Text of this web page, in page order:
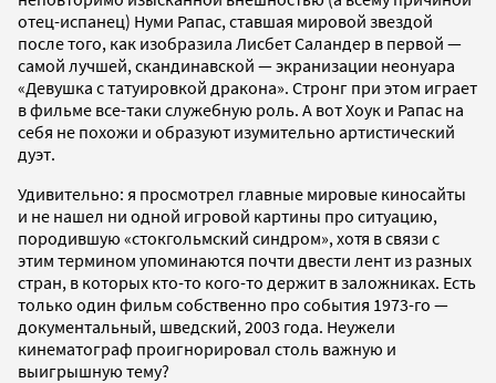
отец-испанец) Нуми Рапас, ставшая мировой звездой
после того, как изобразила Лисбет Саландер в первой —
самой лучшей, скандинавской — экранизации неонуара
«Девушка с татуировкой дракона». Стронг при этом играет
в фильме все-таки служебную роль. А вот Хоук и Рапас на
себя не похожи и образуют изумительно артистический
дуэт.
Удивительно: я просмотрел главные мировые киносайты
и не нашел ни одной игровой картины про ситуацию,
породившую «стокгольмский синдром», хотя в связи с
этим термином упоминаются почти двести лент из разных
стран, в которых кто-то кого-то держит в заложниках. Есть
только один фильм собственно про события 1973-го —
документальный, шведский, 2003 года. Неужели
кинематограф проигнорировал столь важную и
выигрышную тему?